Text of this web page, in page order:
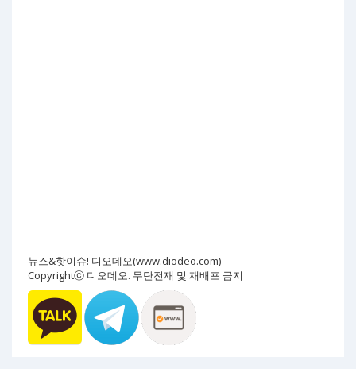
뉴스&핫이슈! 디오데오(www.diodeo.com)
Copyrightⓒ 디오데오. 무단전재 및 재배포 금지